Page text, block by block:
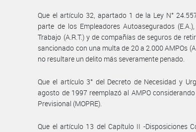
Que el artículo 32, apartado 1 de la Ley N°
parte de los Empleadores Autoasegurados
Trabajo (A.R.T.) y de compañías de seguros de
sancionado con una multa de 20 a 2.000 AMPOs
no resultare un delito más severamente penado.
Que el artículo 3° del Decreto de Necesidad y
agosto de 1997 reemplazó al AMPO
Previsional (MOPRE).
Que el artículo 13 del Capítulo II -Disposiciones